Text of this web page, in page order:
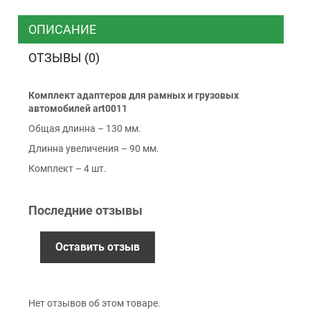
ТК ”УкрПочта”
Наличными
Оплата картой Visa, Mastercard - LiqPay
Приватбанк
Безналичный расчет (с НДС)
Гарантия
12 месяцевофициальной гарантии от
ОПИСАНИЕ
ОТЗЫВЫ (0)
Комплект адаптеров для рамных и грузовых
автомобилей art0011
Общая длинна – 130 мм.
Длинна увеличения – 90 мм.
Комплект – 4 шт.
Последние отзывы
Оставить отзыв
Нет отзывов об этом товаре.